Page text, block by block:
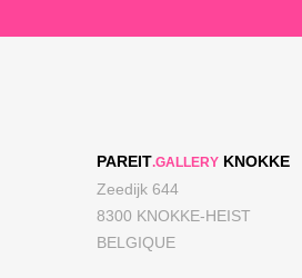
PAREIT.GALLERY KNOKKE
Zeedijk 644
8300 KNOKKE-HEIST
BELGIQUE